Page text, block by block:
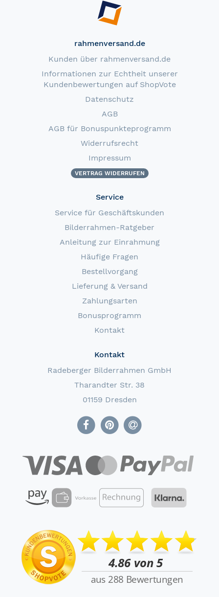
rahmenversand.de
Kunden über rahmenversand.de
Informationen zur Echtheit unserer
Kundenbewertungen auf ShopVote
Datenschutz
AGB
AGB für Bonuspunkteprogramm
Widerrufsrecht
Impressum
VERTRAG WIDERRUFEN
Service
Service für Geschäftskunden
Bilderrahmen-Ratgeber
Anleitung zur Einrahmung
Häufige Fragen
Bestellvorgang
Lieferung & Versand
Zahlungsarten
Bonusprogramm
Kontakt
Kontakt
Radeberger Bilderrahmen GmbH
Tharandter Str. 38
01159 Dresden